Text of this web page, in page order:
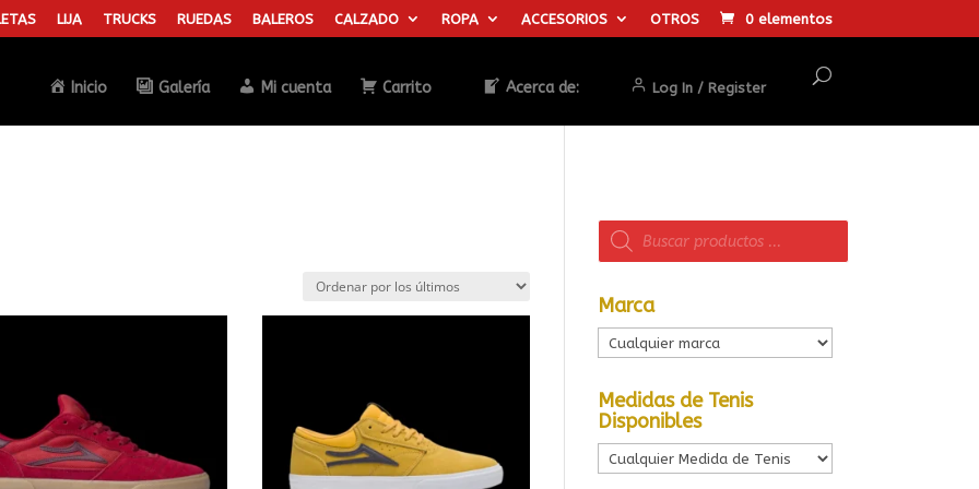
LIJA TRUCKS RUEDAS BALEROS CALZADO ROPA ACCESORIOS OTROS 0 elementos
Inicio Galería Mi cuenta Carrito Acerca de: Log In / Register
Búsqueda
Búsqueda
de
productos
Marca
Medidas de Tenis
Disponibles